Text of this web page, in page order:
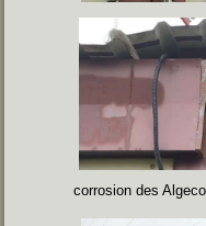
corrosion des